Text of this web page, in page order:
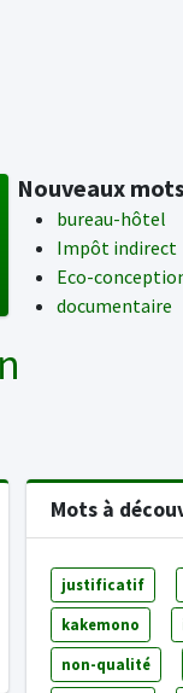
Nouveaux mots
bureau-hôtel
Impôt indirect
Eco-
documentaire
Mots à
justificatif
kakemono
non-qualité